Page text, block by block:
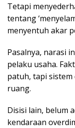
Tetapi
tentang
menyentuh akar
Pasalnya, narasi
pelaku usaha.
patuh, tapi
ruang.
Disisi lain, belum
kendaraan